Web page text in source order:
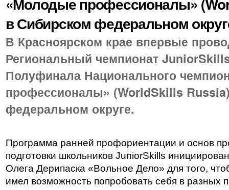
в Сибирском федеральном
В Красноярском крае впервые
Региональный чемпионат
Полуфинала Национального
профессионалы» (WorldSkills
федеральном округе.
Программа ранней профориентации и основ
подготовки школьников JuniorSkills
Олега Дерипаска «Вольное Дело» для того,
имел возможность попробовать себя в разных